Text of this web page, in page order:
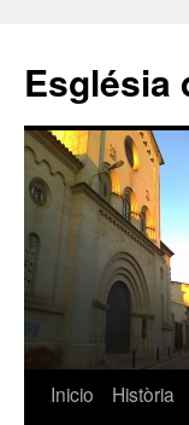
contenido
Església
Inicio Història